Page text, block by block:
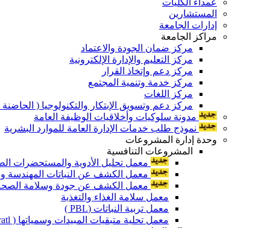
المستشارين
إدارات الجامعة
مراكز الجامعة
مركز ضمان الجودة والاعتماد
مركز التعليم والإدارة الإلكترونية
مركز دعم وإتخاذ القرار
مركز خدمة وتنمية المجتمع
مركز اللغات
مركز دعم وتسويق الإبتكار والتكنولوجيا ( الحاضنة
مدونة سلوكيات وأخلاقيات الوظيفة العامة
نموذج طلب خدمات الإدارة العامة للموارد البشرية
وحدة إدارة المشروعات
المشروعات التنافسية
معمل تحليل الأدوية والمستحضرات
معمل الكشف عن النباتات المهندسة
معمل الكشف عن جودة وسلامة الصحة
معمل سلامة الغذاء والتغذية
معمل تربية النباتات (PBL )
معمل تحلية متبقيات المبيدات وسمياتها ( Pratl )